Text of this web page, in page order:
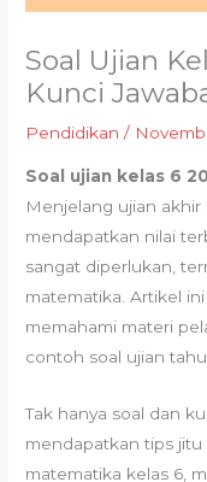
Soal Ujian
Kunci
Pendidikan /
Soal ujian kelas 6
Menjelang ujian
mendapatkan nilai
sangat diperlukan,
matematika. Artikel
memahami materi
contoh soal ujian
Tak hanya soal dan
mendapatkan tips
matematika kelas 6,